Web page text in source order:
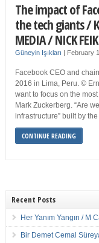
The impact of
the tech giants /
MEDIA / NICK FEIK
Güneyin Işıkları | February
Facebook CEO and
2016 in Lima, Peru. ©
want to focus on the
Mark Zuckerberg. “Are
infrastructure” built by
CONTINUE READING
Recent Posts
Her Yanım Yangın / M
Bir Demet Cemal